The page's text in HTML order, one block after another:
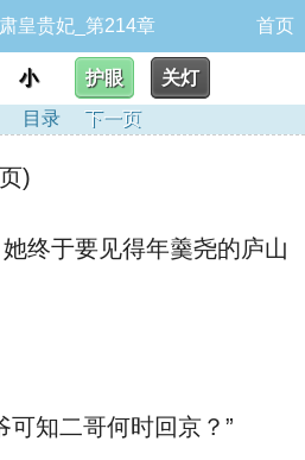
皇贵妃_第214章 首页
小 护眼
关灯
目录 下一页
)
终于要见得年羹尧的庐山
知二哥何时回京？”